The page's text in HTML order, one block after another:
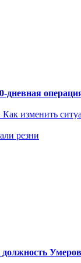
дневная
изменить
резни